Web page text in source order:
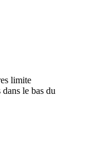
limite
le bas du